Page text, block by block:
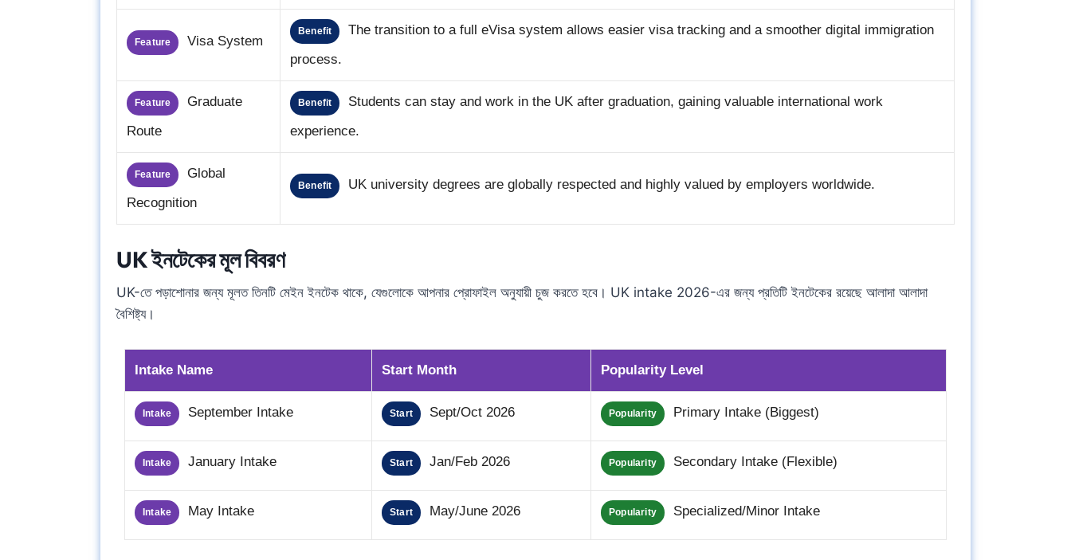
Feature Visa System
Benefit
The transition to a full eVisa system allows easier visa tracking and a smoother digital immigration
process.
Feature
Graduate
Route
Benefit
Students can stay and work in the UK after graduation, gaining valuable international work
experience.
Feature
Global
Recognition
Benefit UK university degrees are globally respected and highly valued by employers worldwide.
UK ইনটেকের মূল বিবরণ
UK-তে পড়াশোনার জন্য মূলত তিনটি মেইন ইনটেক থাকে, যেগুলোকে আপনার প্রোফাইল অনুযায়ী চুজ করতে হবে। UK intake 2026-এর জন্য প্রতিটি ইনটেকের রয়েছে আলাদা আলাদা
বৈশিষ্ট্য।
Intake Name Start Month Popularity Level
Intake September Intake Start Sept/Oct 2026 Popularity Primary Intake (Biggest)
Intake January Intake Start Jan/Feb 2026 Popularity Secondary Intake (Flexible)
Intake May Intake Start May/June 2026 Popularity Specialized/Minor Intake